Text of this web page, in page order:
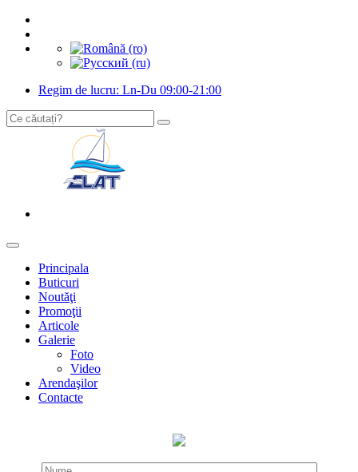
Regim de lucru: Ln-Du 09:00-21:00
Principala
Buticuri
Noutăţi
Promoţii
Articole
Galerie
Foto
Video
Arendaşilor
Contacte